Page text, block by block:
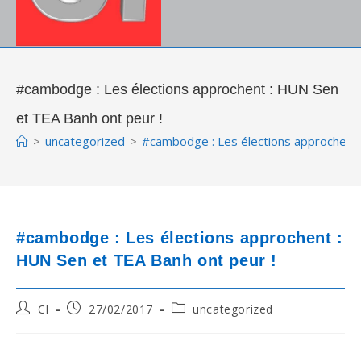
#cambodge : Les élections approchent : HUN Sen
et TEA Banh ont peur !
> uncategorized > #cambodge : Les élections
#cambodge : Les élections approchent :
HUN Sen et TEA Banh ont peur !
PostCI
Post27/02/2017
Postuncategorized